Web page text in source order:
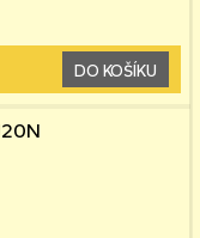
DO KOŠÍKU